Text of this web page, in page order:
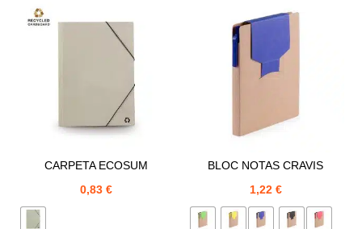
CARPETA ECOSUM
0,83€
BLOC NOTAS CRAVIS
1,22 €